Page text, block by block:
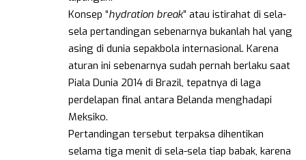
Konsep “hydration break” atau istirahat di sela-
sela pertandingan sebenarnya bukanlah hal yang
asing di dunia sepakbola internasional. Karena
aturan ini sebenarnya sudah pernah berlaku saat
Piala Dunia 2014 di Brazil, tepatnya di laga
perdelapan final antara Belanda menghadapi
Meksiko.
Pertandingan tersebut terpaksa dihentikan
selama tiga menit di sela-sela tiap babak, karena